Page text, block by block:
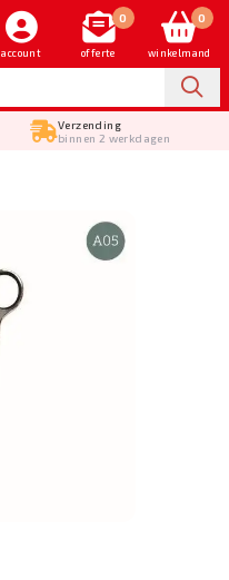
account
0
offerte
0
winkelmand
Verzending
binnen 2 werkdagen